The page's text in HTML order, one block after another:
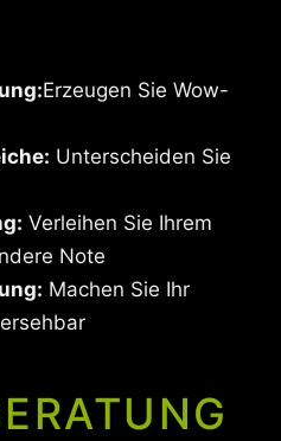
Erzeugen Sie Wow-
Unterscheiden Sie
Verleihen Sie Ihrem
Note
Machen Sie Ihr